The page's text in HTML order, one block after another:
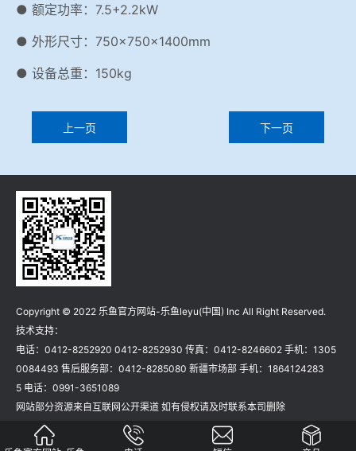
● 额定功率：7.5+2.2kW
● 外形尺寸：750×750×1400mm
● 设备总重：150kg
上一页 下一页
Copyright © 2022 乐鱼官方网站-乐鱼leyu(中国) Inc All Right Reserved.
技术支持：
电话：0412-8252920 0412-8252930 传真：0412-8246602 手机：1305
0084493 售后服务部：0412-8285080 新疆市场部 手机：1864124283
5 电话：0991-3651089
网站部分资源来自互联网公开渠道 如有侵权请及时联系本司删除